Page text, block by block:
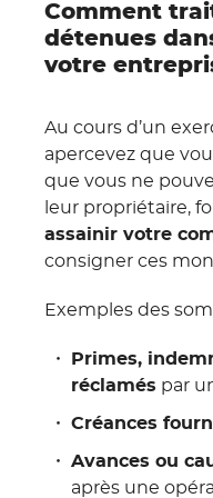
Comment
détenues
votre
Au cours d’un
apercevez que
que vous ne
leur propriétaire,
assainir votre
consigner ces
Exemples des
Primes,
réclamés par
Créances
Avances ou
après une